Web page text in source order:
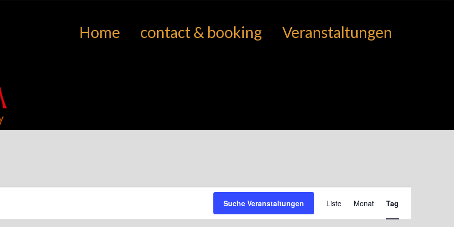
Home contact & booking Veranstaltungen
Suche Veranstaltungen
Veranstaltung
Ansichten-
Liste Monat Tag